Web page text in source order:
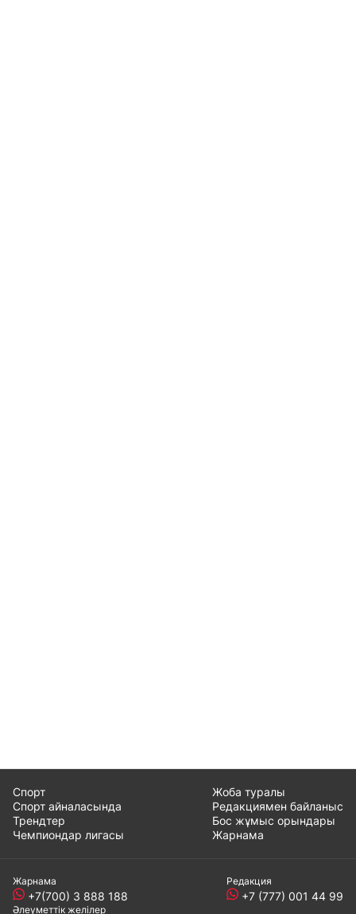
Спорт
Спорт айналасында
Трендтер
Чемпиондар лигасы
Жоба туралы
Редакциямен байланыс
Бос жұмыс орындары
Жарнама
Жарнама
+7(700) 3 888 188
Редакция
+7 (777) 001 44 99
Әлеуметтік желілер